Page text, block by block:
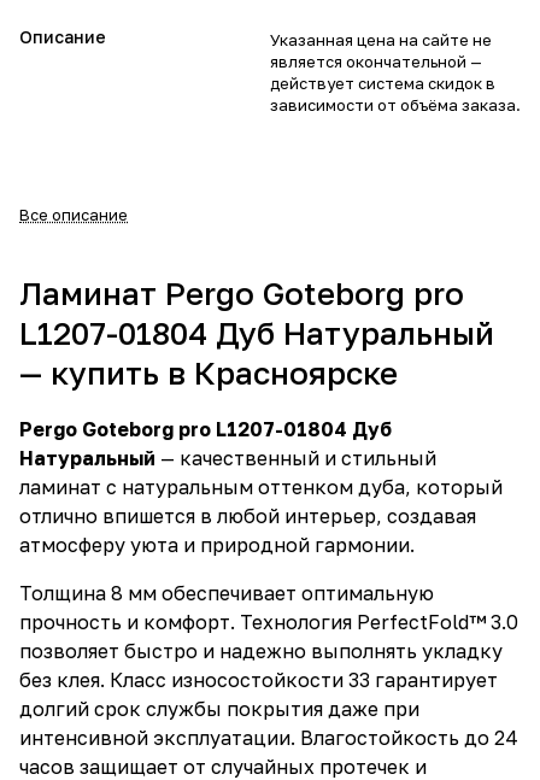
Описание
Все описание
Указанная цена на сайте не
является окончательной —
действует система скидок в
зависимости от объёма заказа.
Ламинат Pergo Goteborg pro
L1207-01804 Дуб Натуральный
— купить в Красноярске
Pergo Goteborg pro L1207-01804 Дуб
Натуральный — качественный и стильный
ламинат с натуральным оттенком дуба, который
отлично впишется в любой интерьер, создавая
атмосферу уюта и природной гармонии.
Толщина 8 мм обеспечивает оптимальную
прочность и комфорт. Технология PerfectFold™ 3.0
позволяет быстро и надежно выполнять укладку
без клея. Класс износостойкости 33 гарантирует
долгий срок службы покрытия даже при
интенсивной эксплуатации. Влагостойкость до 24
часов защищает от случайных протечек и